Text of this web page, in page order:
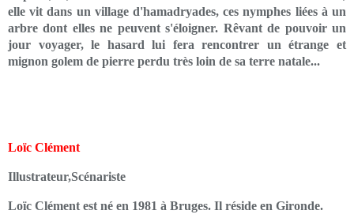
elle vit dans un village d'hamadryades, ces nymphes liées à un
arbre dont elles ne peuvent s'éloigner. Rêvant de pouvoir un
jour voyager, le hasard lui fera rencontrer un étrange et
mignon golem de pierre perdu très loin de sa terre natale...
Loïc Clément
Illustrateur,Scénariste
Loïc Clément est né en 1981 à Bruges. Il réside en Gironde.